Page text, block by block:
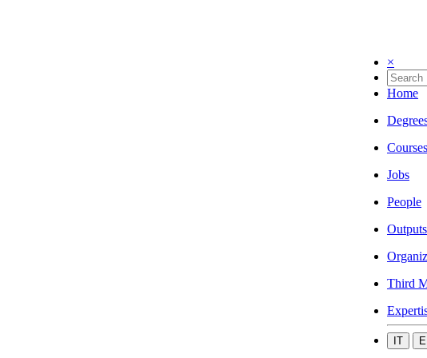
×
Home
Courses
Jobs
People
Outputs
Third
IT